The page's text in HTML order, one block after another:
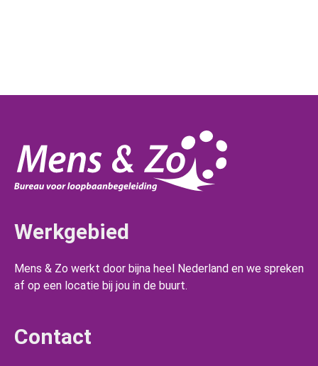
Werkgebied
Mens & Zo werkt door bijna heel Nederland en we spreken
af op een locatie bij jou in de buurt.
Contact